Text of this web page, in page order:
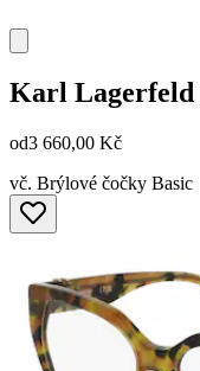
Karl Lagerfeld
od3 660,00 Kč
vč. Brýlové čočky Basic